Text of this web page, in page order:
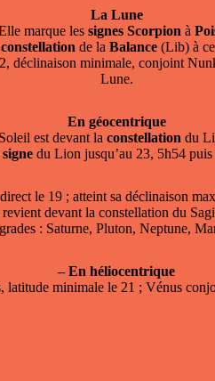
La Lune
marque les signes Scorpion à
constellation de la Balance(Lib) à
minimale, conjoint
Lune.
En géocentrique
est devant la constellation du
signe du Lion jusqu’au 23, 5h54
le 19 ; atteint sa déclinaison
devant la constellation du
: Saturne, Pluton, Neptune,
– En héliocentrique
minimale le 21 ; Vénus